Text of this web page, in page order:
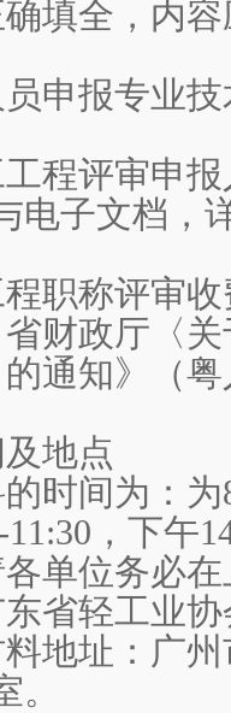
填全，内
申报专业
程评审申
电子文档，
职称评审
财政厅〈
通知》（
地点
时间为：
，下午
单位务必
省轻工业
地址：广